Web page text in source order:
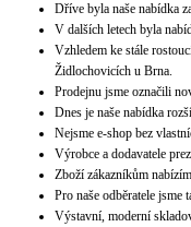
Dříve byla naše nabídka
V dalších letech byla
Vzhledem ke stále
Židlochovicích u Brna.
Prodejnu jsme označili
Dnes je naše nabídka
Nejsme e-shop bez
Výrobce a dodavatele
Zboží zákazníkům
Pro naše odběratele
Výstavní, moderní